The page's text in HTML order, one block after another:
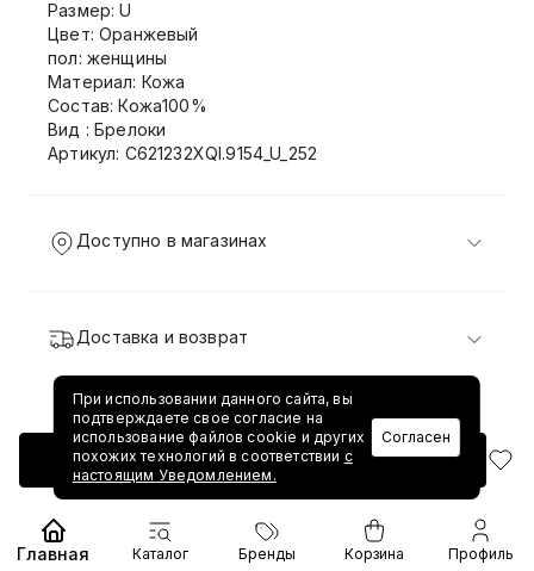
Добавить в корзину
Размер: U
Цвет: Оранжевый
пол: женщины
Материал: Кожа
Состав: Кожа100%
Вид : Брелоки
Артикул: C621232XQI.9154_U_252
Доступно в магазинах
Доставка и возврат
При использовании данного сайта, вы
подтверждаете свое согласие на
использование файлов cookie и других
похожих технологий в соответствии с
настоящим Уведомлением.
Согласен
Главная Каталог Бренды Корзина Профиль